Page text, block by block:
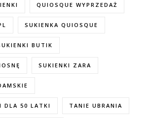
QUIOSQUE WYPRZEDAŻ
SUKIENKA QUIOSQUE
BUTIK
SUKIENKI ZARA
DLA 50 LATKI TANIE UBRANIA